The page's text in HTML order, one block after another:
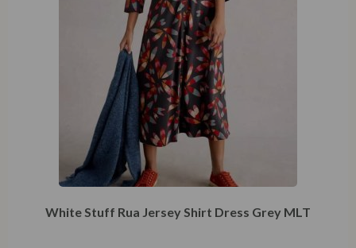
White Stuff Rua Jersey Shirt Dress Grey MLT